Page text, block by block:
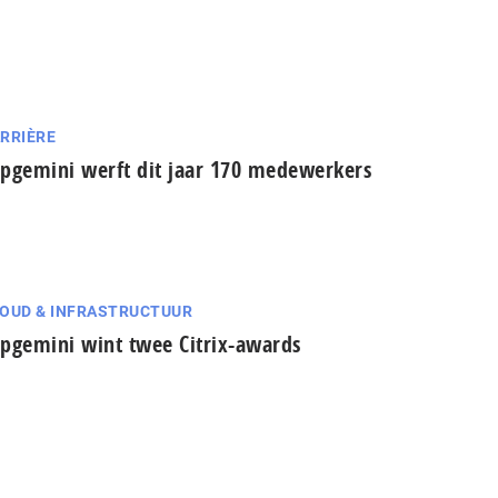
werft dit jaar 170 medewerkers
& INFRASTRUCTUUR
wint twee Citrix-awards